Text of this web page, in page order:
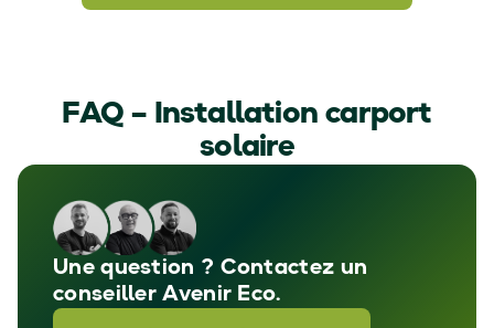
FAQ – Installation carport
solaire
Une question ? Contactez un
conseiller Avenir Eco.